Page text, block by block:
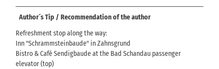
Author´s Tip / Recommendation of the author
Refreshment stop along the way:
Inn "Schrammsteinbaude" in Zahnsgrund
Bistro & Café Sendigbaude at the Bad Schandau passenger
elevator (top)